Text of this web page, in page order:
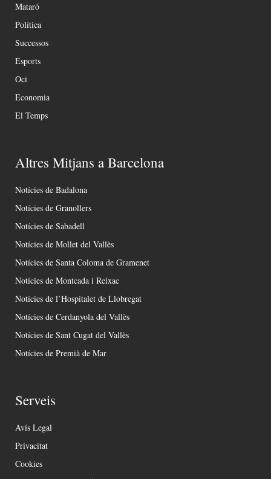
Mataró
Política
Successos
Esports
Oci
Economia
El Temps
Altres Mitjans a Barcelona
Notícies de Badalona
Notícies de Granollers
Notícies de Sabadell
Notícies de Mollet del Vallès
Notícies de Santa Coloma de Gramenet
Notícies de Montcada i Reixac
Notícies de l’Hospitalet de Llobregat
Notícies de Cerdanyola del Vallès
Notícies de Sant Cugat del Vallès
Notícies de Premià de Mar
Serveis
Avís Legal
Privacitat
Cookies